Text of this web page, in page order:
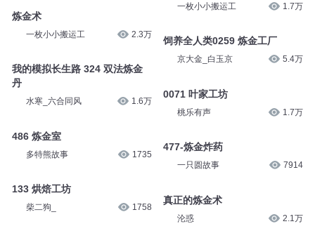
炼金术
一枚小小搬运工 2.3万
我的模拟长生路 324 双法炼金
丹
水寒_六合同风 1.6万
486 炼金室
多特熊故事 1735
133 烘焙工坊
柴二狗_ 1758
一枚小小搬运工 1.7万
饲养全人类0259 炼金工厂
京大金_白玉京 5.4万
0071 叶家工坊
桃乐有声 1.7万
477-炼金炸药
一只圆故事 7914
真正的炼金术
沦惑 2.1万